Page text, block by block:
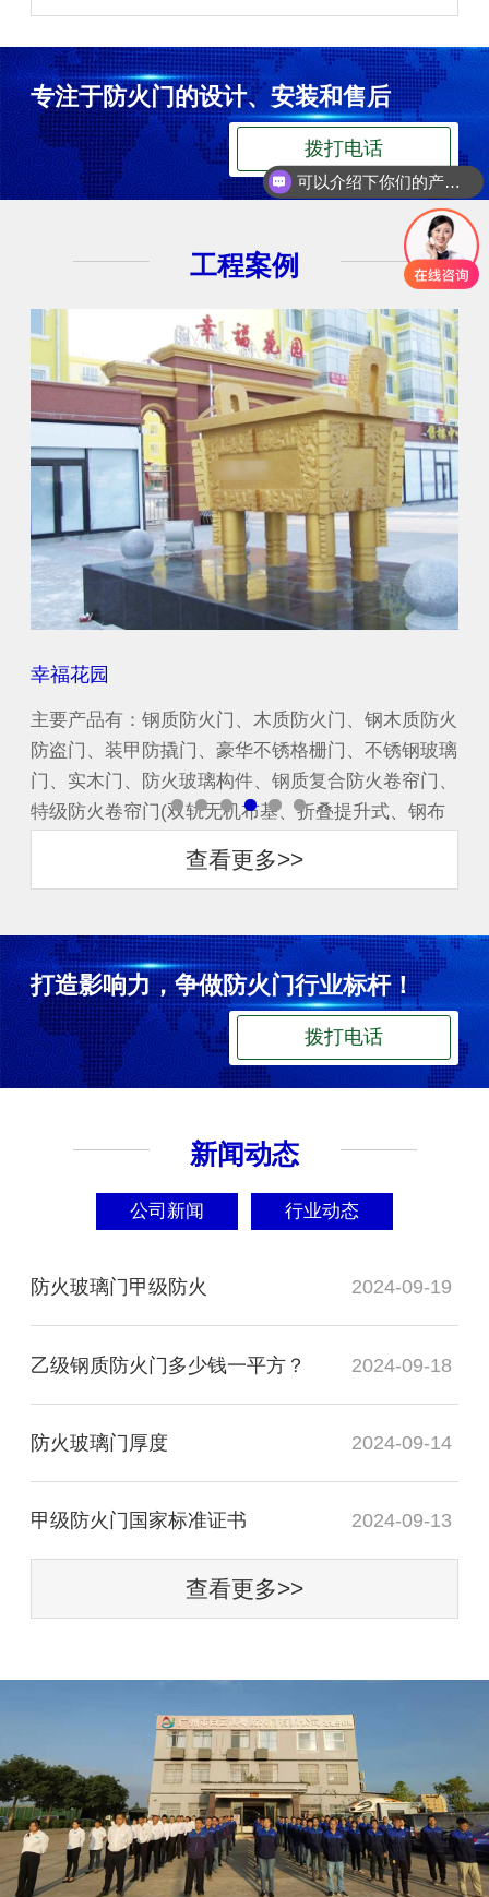
专注于防火门的设计、安装和售后
拨打电话
工程案例
幸福花园
主要产品有：钢质防火门、木质防火门、钢木质防火
防盗门、装甲防撬门、豪华不锈格栅门、不锈钢玻璃
门、实木门、防火玻璃构件、钢质复合防火卷帘门、
特级防火卷帘门(双轨无机布基、折叠提升式、钢布
查看更多>>
打造影响力，争做防火门行业标杆！
拨打电话
新闻动态
公司新闻 行业动态
防火玻璃门甲级防火 2024-09-19
乙级钢质防火门多少钱一平方？ 2024-09-18
防火玻璃门厚度 2024-09-14
甲级防火门国家标准证书 2024-09-13
查看更多>>
可以介绍下你们的产品么